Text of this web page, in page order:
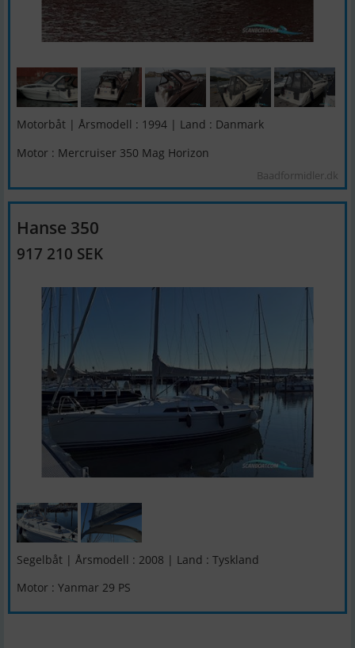
Motorbåt | Årsmodell : 1994 | Land : Danmark
Motor : Mercruiser 350 Mag Horizon
Baadformidler.dk
Hanse 350
917 210 SEK
Segelbåt | Årsmodell : 2008 | Land : Tyskland
Motor : Yanmar 29 PS